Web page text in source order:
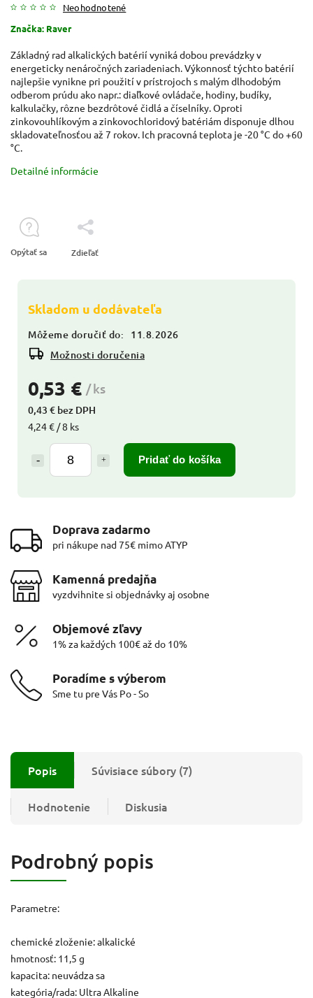
Neohodnotené
Značka: Raver
0,53 € / ks
0,43 € bez DPH
4,24 € / 8 ks
Pridať do košíka
Skladom u dodávateľa
Môžeme doručiť do:
11.8.2026
Možnosti doručenia
Základný rad alkalických batérií vyniká dobou prevádzky v
energeticky nenáročných zariadeniach. Výkonnosť týchto batérií
najlepšie vynikne pri použití v prístrojoch s malým dlhodobým
odberom prúdu ako napr.: diaľkové ovládače, hodiny, budíky,
kalkulačky, rôzne bezdrôtové čidlá a číselníky. Oproti
zinkovouhlíkovým a zinkovochloridový batériám disponuje dlhou
skladovateľnosťou až 7 rokov. Ich pracovná teplota je -20 °C do +60
°C.
Detailné informácie
Opýtať sa Zdieľať
Doprava zadarmo
pri nákupe nad 75€ mimo ATYP
Kamenná predajňa
vyzdvihnite si objednávky aj osobne
Objemové zľavy
1% za každých 100€ až do 10%
Poradíme s výberom
Sme tu pre Vás Po - So
Popis Súvisiace súbory (7)
Hodnotenie Diskusia
Podrobný popis
Parametre:
chemické zloženie: alkalické
hmotnosť: 11,5 g
kapacita: neuvádza sa
kategória/rada: Ultra Alkaline